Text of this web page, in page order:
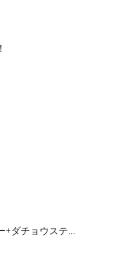
+ダチョウステ...